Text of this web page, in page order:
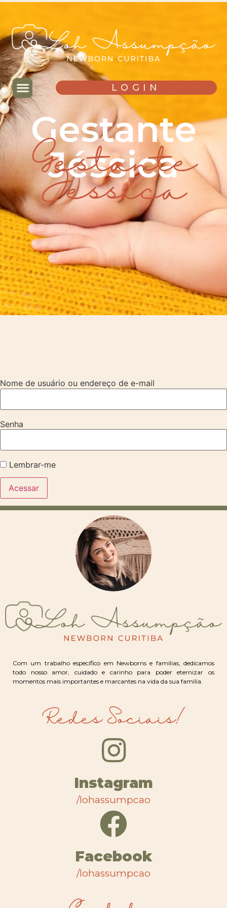
LOGIN
Gestante
Jéssica
Gestante
Jéssica
Nome de usuário ou endereço de e-mail
Senha
Lembrar-me
Com um trabalho específico em Newborns e famílias, dedicamos
todo nosso amor, cuidado e carinho para poder eternizar os
momentos mais importantes e marcantes na vida da sua família.
Redes Sociais!
Instagram
/lohassumpcao
Facebook
/lohassumpcao